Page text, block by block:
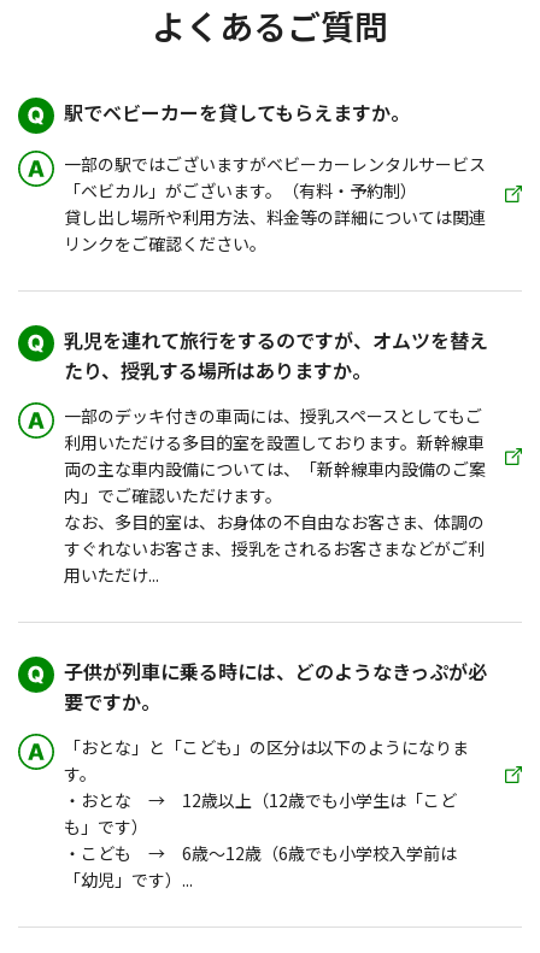
よくあるご質問
駅でベビーカーを貸してもらえますか。
一部の駅ではございますがベビーカーレンタルサービス
「ベビカル」がございます。（有料・予約制）
貸し出し場所や利用方法、料金等の詳細については関連
リンクをご確認ください。
乳児を連れて旅行をするのですが、オムツを替え
たり、授乳する場所はありますか。
一部のデッキ付きの車両には、授乳スペースとしてもご
利用いただける多目的室を設置しております。新幹線車
両の主な車内設備については、「新幹線車内設備のご案
内」でご確認いただけます。
なお、多目的室は、お身体の不自由なお客さま、体調の
すぐれないお客さま、授乳をされるお客さまなどがご利
用いただけ...
子供が列車に乗る時には、どのようなきっぷが必
要ですか。
「おとな」と「こども」の区分は以下のようになりま
す。
・おとな → 12歳以上（12歳でも小学生は「こど
も」です）
・こども → 6歳～12歳（6歳でも小学校入学前は
「幼児」です）...